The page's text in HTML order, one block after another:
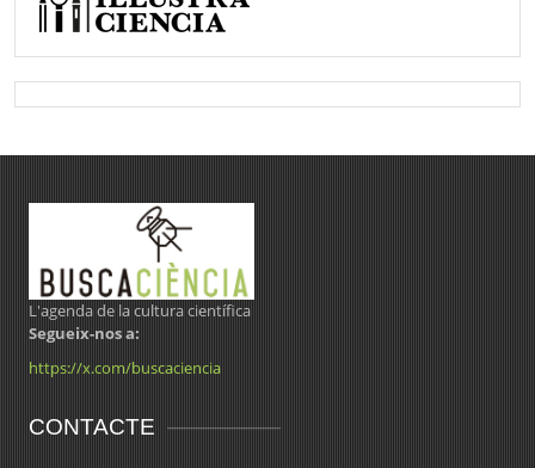
L'agenda de la cultura científica
Segueix-nos a:
https://x.com/buscaciencia
CONTACTE